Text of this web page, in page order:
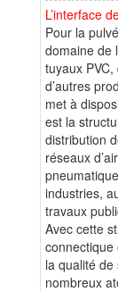
L’interface
Pour la
domaine de
tuyaux
d’autres
met à
est la
distribution
réseaux
industries,
travaux
Avec cette
connectique
la qualité
nombreux